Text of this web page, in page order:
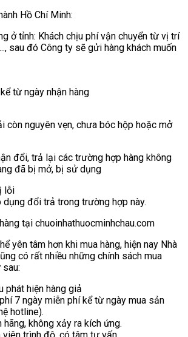
Hồ Chí Minh:
ở tỉnh: Khách chịu phí vận chuyển từ vị trí
sau đó Công ty sẽ gửi hàng khách muốn
từ ngày nhận hàng
còn nguyên vẹn, chưa bóc hộp hoặc mở
đổi, trả lại các trường hợp hàng không
đã bị mở, bị sử dụng
lỗi
dụng đổi trả trong trường hợp này.
tại chuoinhathuocminhchau.com
yên tâm hơn khi mua hàng, hiện nay Nhà
có rất nhiều những chính sách mua
sau:
phát hiện hàng giả
7 ngày miễn phí kể từ ngày mua sản
hotline).
hãng, không xảy ra kích ứng.